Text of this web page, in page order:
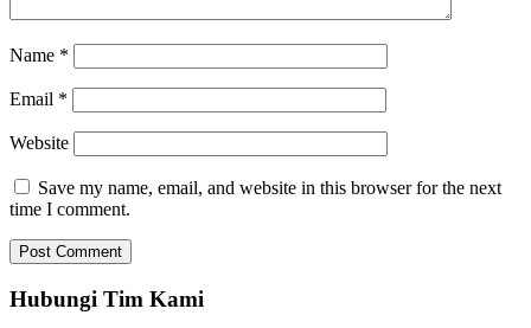
Name *
Email *
Website
Save my name, email, and website in this browser for the next
time I comment.
Hubungi Tim Kami